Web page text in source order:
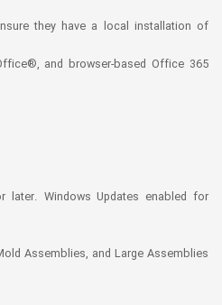
they have a local installation of
and browser-based Office 365
later. Windows Updates enabled for
Assemblies, and Large Assemblies